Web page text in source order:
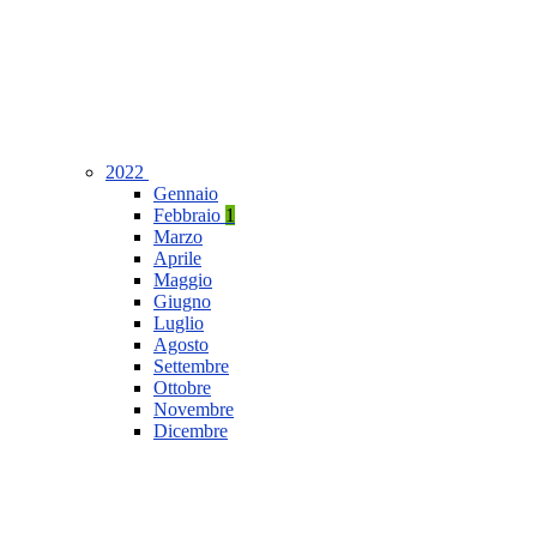
2022
Gennaio
Febbraio 1
Marzo
Aprile
Maggio
Giugno
Luglio
Agosto
Settembre
Ottobre
Novembre
Dicembre